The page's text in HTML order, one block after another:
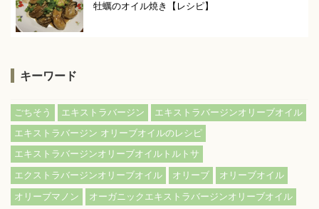
牡蠣のオイル焼き【レシピ】
キーワード
ごちそう エキストラバージン
エキストラバージンオリーブオイル
エキストラバージン オリーブオイルのレシピ
エキストラバージンオリーブオイルトルトサ
エクストラバージンオリーブオイル
オリーブ
オリーブオイル
オリーブマノン
オーガニックエキストラバージンオリーブオイル